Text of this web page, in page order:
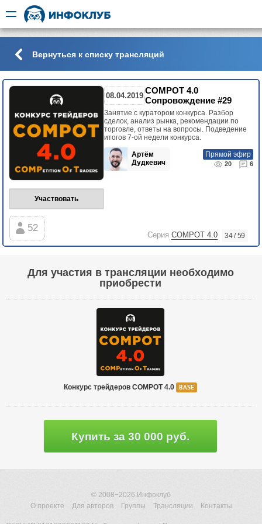
Вернуться к списку трансляций
52
Участвовать
08.04.2019 COMPOT 4.0
Сопровождение #29
Занятие с куратором конкурса. Разбор
сделок, анализ рынка, рекомендации по
торговле, ответы на вопросы. Подведение
итогов 7-ой недели конкурса.
Артём
Дудкевич
Прямой эфир
20 6
Серия COMPOT 4.0 34 / 59
Для участия в трансляции необходимо
приобрести
Конкурс трейдеров COMPOT 4.0 BASE
Купить за 30 000 руб.
© 2008−2026 Инфоклуб
О проекте
Для авторов Группы Трансляции Контакты